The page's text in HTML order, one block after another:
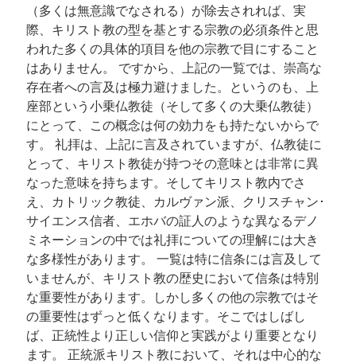
（多くは無意識でなされる）が除去されれば、実
際、キリスト教の型を基とする宗教の必須条件と思
われた多くの具体的項目を他の宗教で目にすること
はありません。
ですから、上記の一覧では、崇高な
存在者への言及は極力避けました。というのも、上
座部という小乗仏教徒（そして多くの大乗仏教徒）
にとって、この概念は何の効力をも持たないからで
す。 礼拝は、上記に言及されていますが、仏教徒に
とって、キリスト教徒が持つその意味とは非常に異
なった意味を持ちます。そしてキリスト教内でさ
え、カトリック教徒、カルヴァン派、クリスチャン･
サイエンス信者、エホバの証人のような異なるデノ
ミネーションの中では礼拝についての理解には大き
な多様性があります。 一覧は特に信条には言及して
いませんが、キリスト教の歴史において信条は特別
な重要性があります。しかし多くの他の宗教ではそ
の重要性はずっと低くなります。そこではしばし
ば、正統性より正しい信仰と実践がより重要となり
ます。 正統派キリスト教において、それは中心的な